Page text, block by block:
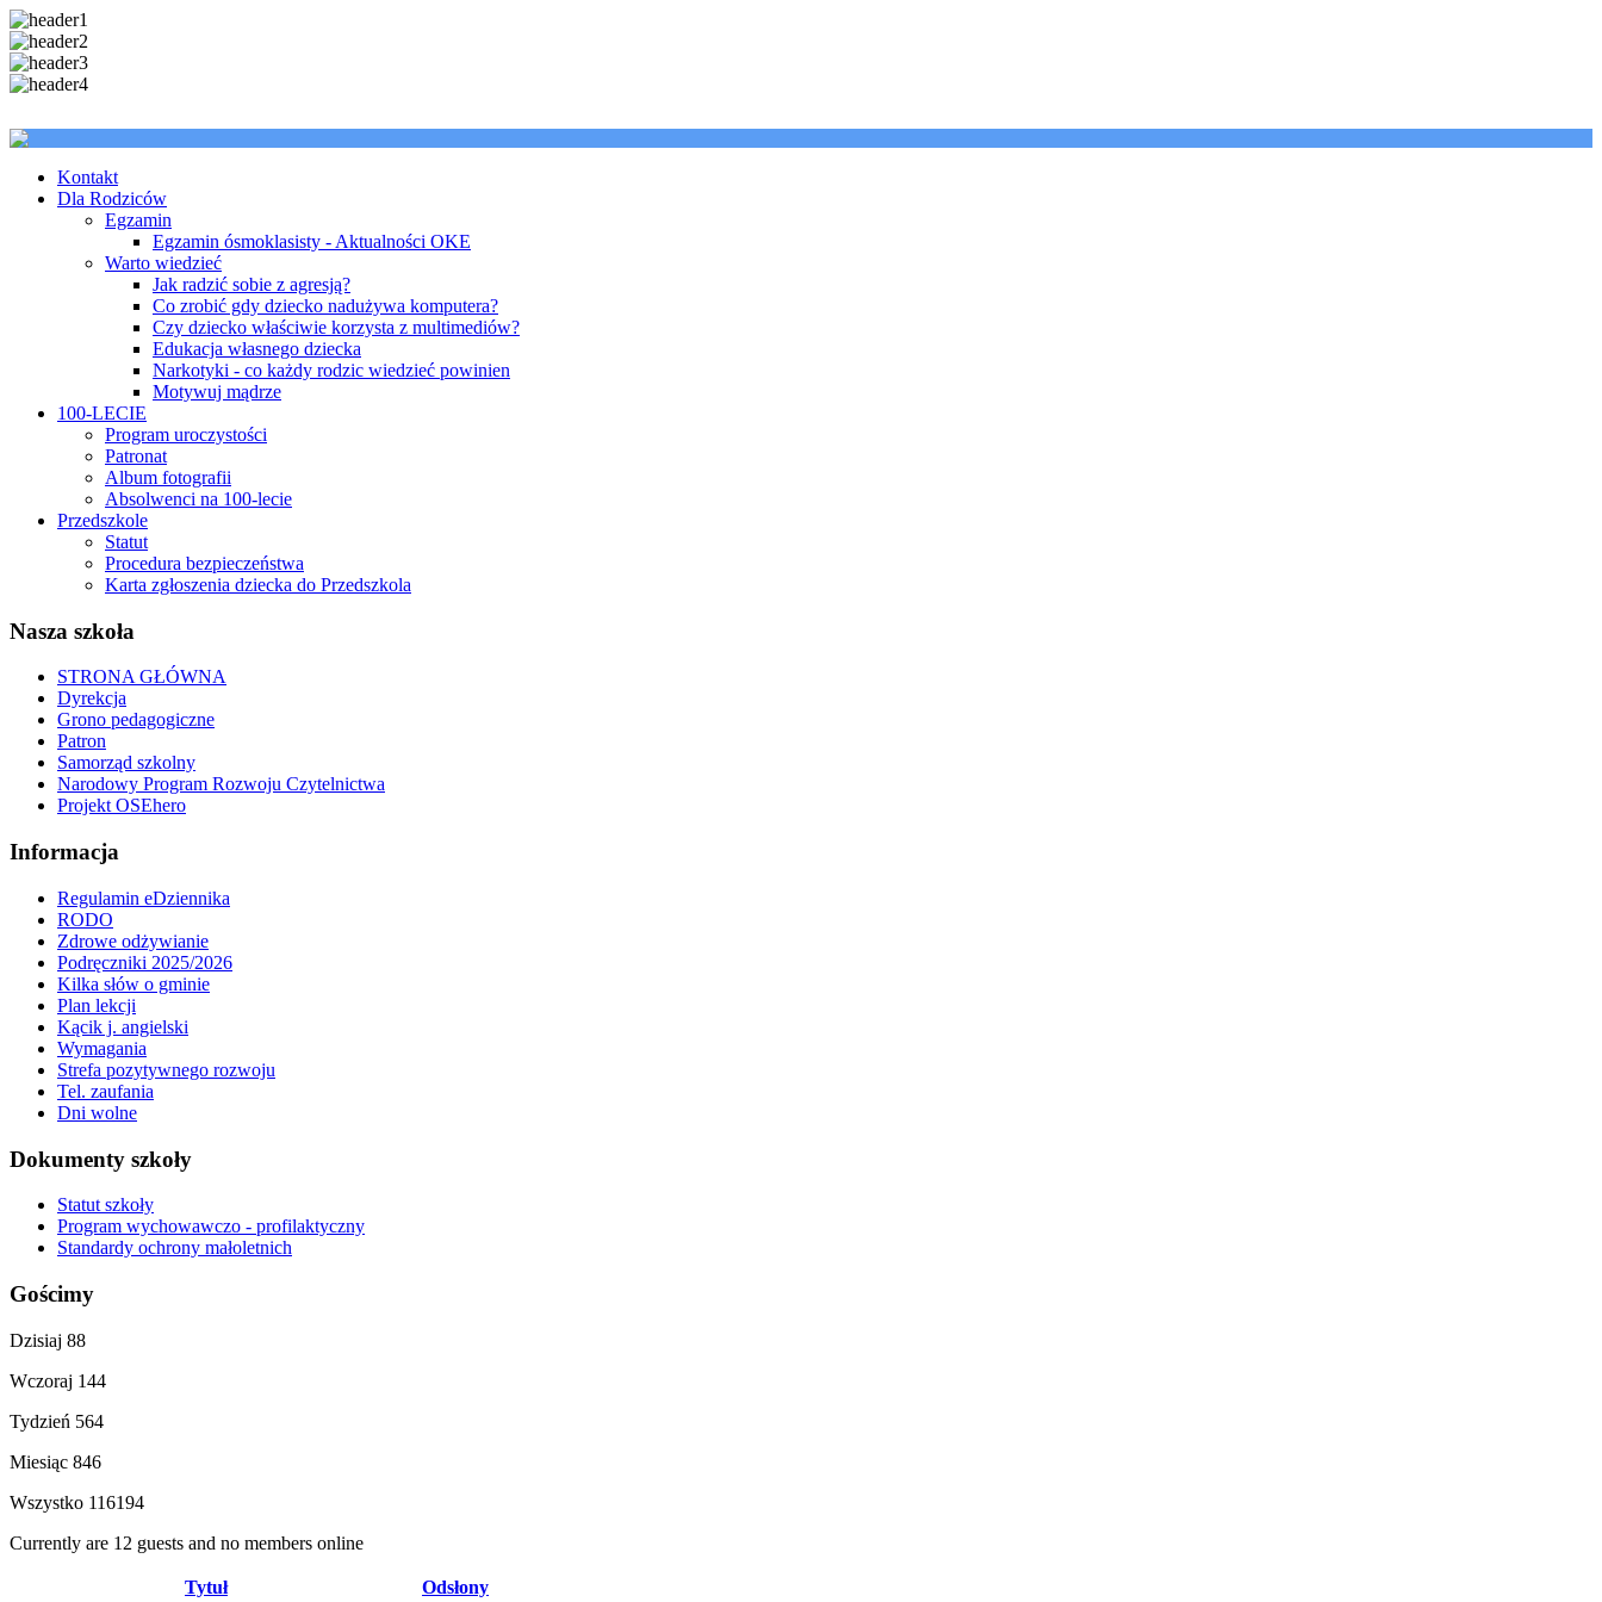
Kontakt
Dla Rodziców
Egzamin
Egzamin ósmoklasisty - Aktualności OKE
Warto wiedzieć
Jak radzić sobie z agresją?
Co zrobić gdy dziecko nadużywa komputera?
Czy dziecko właściwie korzysta z multimediów?
Edukacja własnego dziecka
Narkotyki - co każdy rodzic wiedzieć powinien
Motywuj mądrze
100-LECIE
Program uroczystości
Patronat
Album fotografii
Absolwenci na 100-lecie
Przedszkole
Statut
Procedura bezpieczeństwa
Karta zgłoszenia dziecka do Przedszkola
Nasza szkoła
STRONA GŁÓWNA
Dyrekcja
Grono pedagogiczne
Patron
Samorząd szkolny
Narodowy Program Rozwoju Czytelnictwa
Projekt OSEhero
Informacja
Regulamin eDziennika
RODO
Zdrowe odżywianie
Podręczniki 2025/2026
Kilka słów o gminie
Plan lekcji
Kącik j. angielski
Wymagania
Strefa pozytywnego rozwoju
Tel. zaufania
Dni wolne
Dokumenty szkoły
Statut szkoły
Program wychowawczo - profilaktyczny
Standardy ochrony małoletnich
Gościmy
Dzisiaj 88
Wczoraj 144
Tydzień 564
Miesiąc 846
Wszystko 116194
Currently are 12 guests and no members online
Tytuł Odsłony